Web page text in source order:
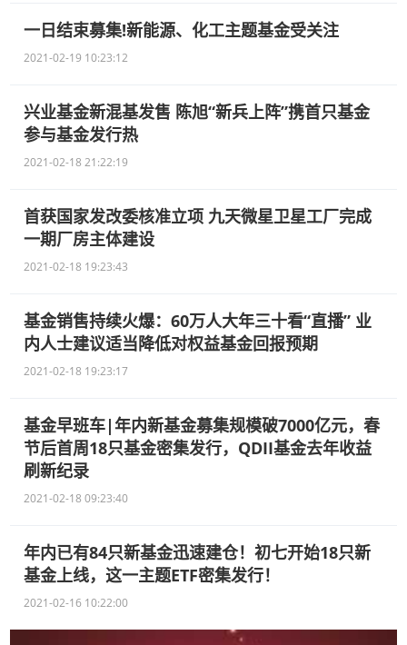
一日结束募集!新能源、化工主题基金受关注
2021-02-19 10:23:12
兴业基金新混基发售 陈旭“新兵上阵”携首只基金
参与基金发行热
2021-02-18 21:22:19
首获国家发改委核准立项 九天微星卫星工厂完成
一期厂房主体建设
2021-02-18 19:23:43
基金销售持续火爆：60万人大年三十看“直播” 业
内人士建议适当降低对权益基金回报预期
2021-02-18 19:23:17
基金早班车|年内新基金募集规模破7000亿元，春
节后首周18只基金密集发行，QDII基金去年收益
刷新纪录
2021-02-18 09:23:40
年内已有84只新基金迅速建仓！初七开始18只新
基金上线，这一主题ETF密集发行！
2021-02-16 10:22:00